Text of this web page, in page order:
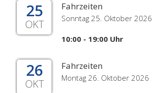
25
OKT
Fahrzeiten
Sonntag 25. Oktober 2026
10:00 - 19:00 Uhr
26
OKT
Fahrzeiten
Montag 26. Oktober 2026